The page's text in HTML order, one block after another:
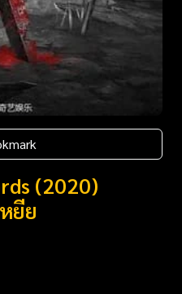
(2020)
ยีย